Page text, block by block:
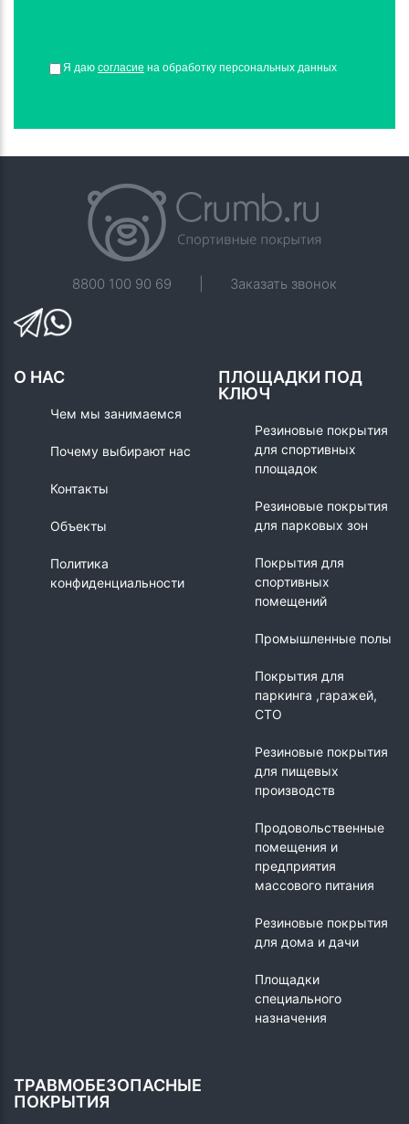
Я даю согласие на обработку персональных данных
8800 100 90 69 Заказать звонок
О НАС
Чем мы занимаемся
Почему выбирают нас
Контакты
Объекты
Политика
конфиденциальности
ПЛОЩАДКИ ПОД
КЛЮЧ
Резиновые покрытия
для спортивных
площадок
Резиновые покрытия
для парковых зон
Покрытия для
спортивных
помещений
Промышленные полы
Покрытия для
паркинга ,гаражей,
СТО
Резиновые покрытия
для пищевых
производств
Продовольственные
помещения и
предприятия
массового питания
Резиновые покрытия
для дома и дачи
Площадки
специального
назначения
ТРАВМОБЕЗОПАСНЫЕ
ПОКРЫТИЯ